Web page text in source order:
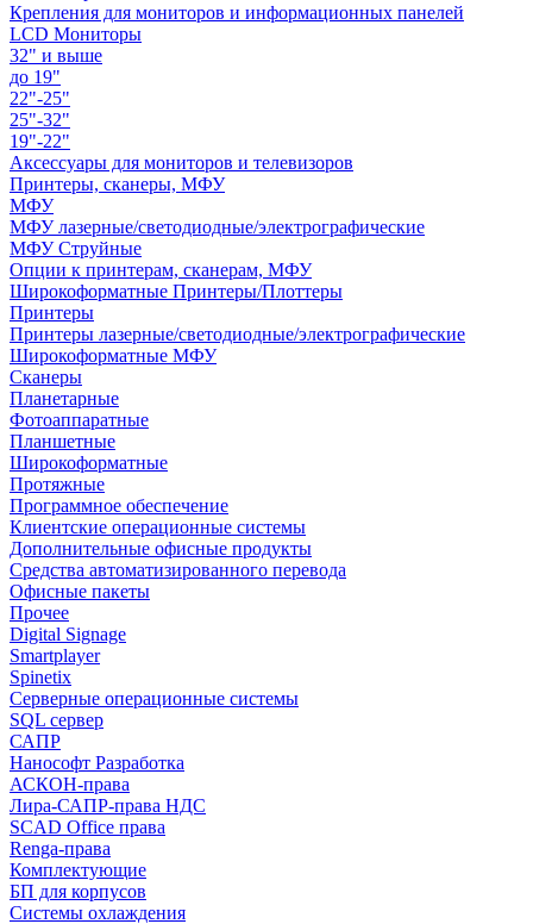
Крепления для мониторов и информационных панелей
LCD Мониторы
32" и выше
до 19"
22"-25"
25"-32"
19"-22"
Аксессуары для мониторов и телевизоров
Принтеры, сканеры, МФУ
МФУ
МФУ лазерные/светодиодные/электрографические
МФУ Струйные
Опции к принтерам, сканерам, МФУ
Широкоформатные Принтеры/Плоттеры
Принтеры
Принтеры лазерные/светодиодные/электрографические
Широкоформатные МФУ
Сканеры
Планетарные
Фотоаппаратные
Планшетные
Широкоформатные
Протяжные
Программное обеспечение
Клиентские операционные системы
Дополнительные офисные продукты
Средства автоматизированного перевода
Офисные пакеты
Прочее
Digital Signage
Smartplayer
Spinetix
Серверные операционные системы
SQL сервер
САПР
Нанософт Разработка
АСКОН-права
Лира-САПР-права НДС
SCAD Office права
Renga-права
Комплектующие
БП для корпусов
Системы охлаждения